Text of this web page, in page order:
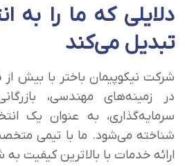
دلایلی که ما را به
تبدیل می‌کند
در زمینه‌های مهندسی،
سرمایه‌گذاری، به عنوان یک
شناخته می‌شود. ما با تیمی
ارائه خدمات با بالاترین کیفیت